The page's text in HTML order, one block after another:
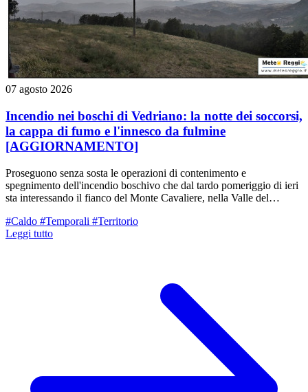
07 agosto 2026
Incendio nei boschi di Vedriano: la notte dei soccorsi,
la cappa di fumo e l'innesco da fulmine
[AGGIORNAMENTO]
Proseguono senza sosta le operazioni di contenimento e
spegnimento dell'incendio boschivo che dal tardo pomeriggio di ieri
sta interessando il fianco del Monte Cavaliere, nella Valle del
situazione resta sotto stretto monitoraggio, ma con le prime luci
dell'alba di oggi, venerdì 7 agosto, sono entrate in campo nuove
#Caldo #Temporali #Territorio
Leggi tutto